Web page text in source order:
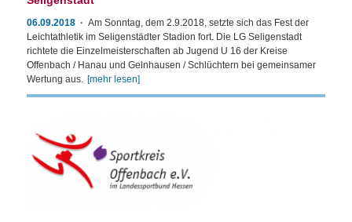
06.09.2018
Am Sonntag, dem 2.9.2018, setzte sich das Fest der
Leichtathletik im Seligenstädter Stadion fort. Die LG Seligenstadt
richtete die Einzelmeisterschaften ab Jugend U 16 der Kreise
Offenbach / Hanau und Gelnhausen / Schlüchtern bei gemeinsamer
Wertung aus. [mehr lesen]